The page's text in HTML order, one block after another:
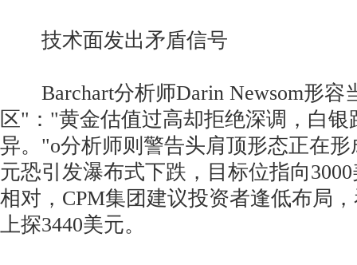
技术面发出矛盾信号
Barchart分析师Darin Newsom形容
区"："黄金估值过高却拒绝深调，白银
异。"o分析师则警告头肩顶形态正在形
元恐引发瀑布式下跌，目标位指向
相对，CPM集团建议投资者逢低布局
上探3440美元。